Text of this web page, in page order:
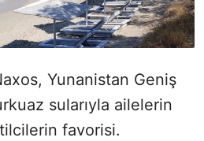
Yunanistan Geniş
sularıyla ailelerin
favorisi.